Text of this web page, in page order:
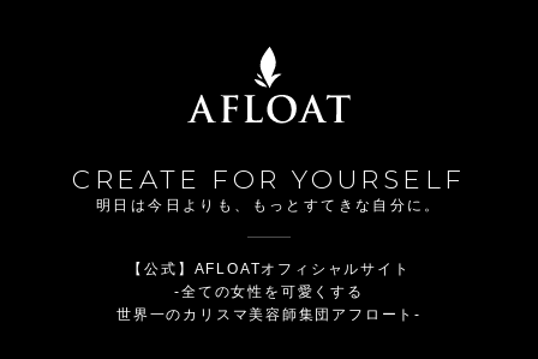
CREATE FOR YOURSELF
明日は今日よりも、もっとすてきな自分に。
【公式】AFLOATオフィシャルサイト
-全ての女性を可愛くする
世界一のカリスマ美容師集団アフロート-